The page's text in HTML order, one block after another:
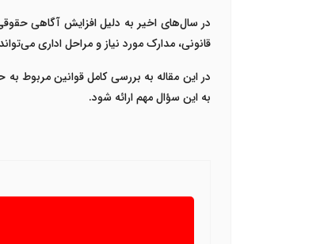
در سال‌های اخیر به دلیل افزایش آگاهی
قانونی، مدارک مورد نیاز و مراحل اداری
در این مقاله به بررسی کامل قوانین مربوط
به این سؤال مهم ارائه شود.